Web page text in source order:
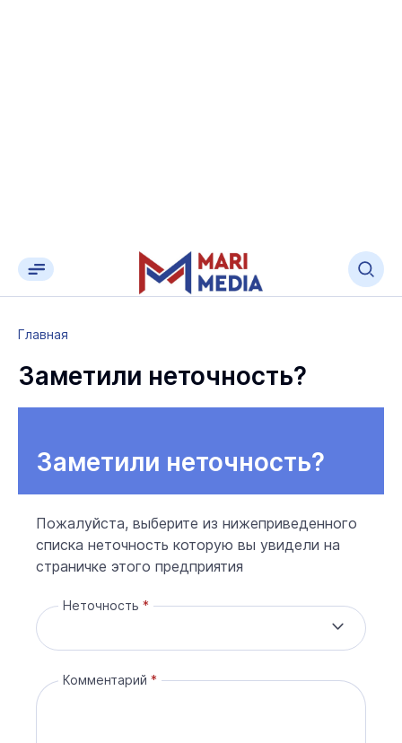
Главная
Заметили неточность?
Заметили неточность?
Пожалуйста, выберите из нижеприведенного
списка неточность которую вы увидели на
страничке этого предприятия
Неточность
Комментарий